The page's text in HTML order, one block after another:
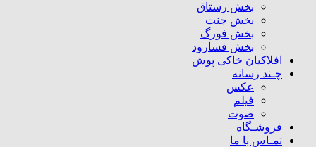
بخش رستاق
بخش جنت
بخش فورگ
بخش فسارود
افلاکیان خاکی پوش
چـند رسانه
عکس
فیلم
صوت
فروشـگاه
تمـاس با ما